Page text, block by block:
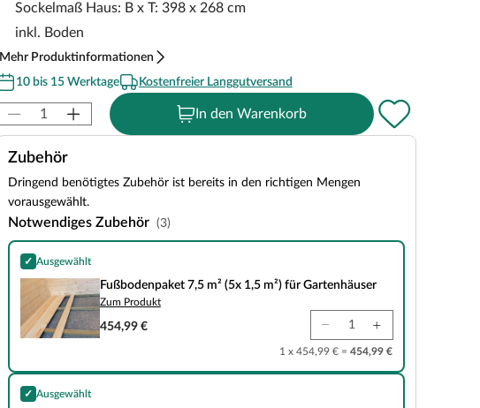
Sockelmaß Haus: B x T: 398 x 268 cm
inkl. Boden
Mehr Produktinformationen
10 bis 15 Werktage
Kostenfreier Langgutversand
In den Warenkorb
Zubehör
Dringend benötigtes Zubehör ist bereits in den richtigen Mengen
vorausgewählt.
Notwendiges Zubehör (3)
✓ Ausgewählt
Fußbodenpaket 7,5 m² (5x 1,5 m²) für Gartenhäuser
Fußbodenpaket 7,5 m² (5x 1,5 m²) für Gartenhäuser
Zum Produkt
454,99 €
1 x 454,99 € = 454,99 €
✓ Ausgewählt
Essential Komplettset für Gartenhäuser & Gartensaunen